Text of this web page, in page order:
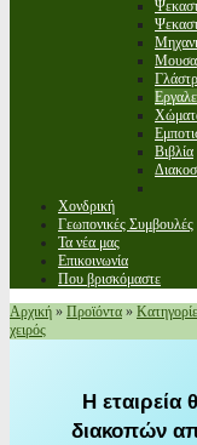
Βιβλία
Χονδρική
Γεωπονικές Συμβουλές
Τα νέα μας
Επικοινωνία
Που βρισκόμαστε
Αρχική » Προϊόντα »
χειρός
Η εταιρεία
διακοπών